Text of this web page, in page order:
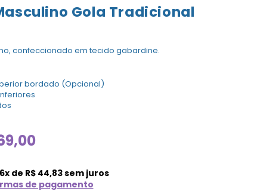
Gola Tradicional
confeccionado em tecido gabardine.
bordado (Opcional)
6x de R$44,83sem juros
de pagamento